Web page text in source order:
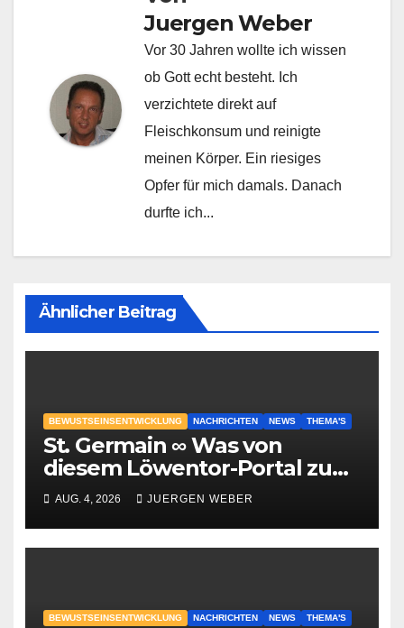
Juergen Weber
Vor 30 Jahren wollte ich wissen
ob Gott echt besteht. Ich
verzichtete direkt auf
Fleischkonsum und reinigte
meinen Körper. Ein riesiges
Opfer für mich damals. Danach
durfte ich...
Ähnlicher Beitrag
BEWUSTSEINSENTWICKLUNG NACHRICHTEN NEWS THEMA'S
St. Germain ∞ Was von
diesem Löwentor-Portal zu
erwarten ist
AUG. 4, 2026 JUERGEN WEBER
BEWUSTSEINSENTWICKLUNG NACHRICHTEN NEWS THEMA'S